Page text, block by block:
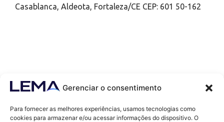
Gerenciar o consentimento
Para fornecer as melhores experiências, usamos tecnologias como
cookies para armazenar e/ou acessar informações do dispositivo. O
Casablanca, Aldeota, Fortaleza/CE CEP: 601 50-162